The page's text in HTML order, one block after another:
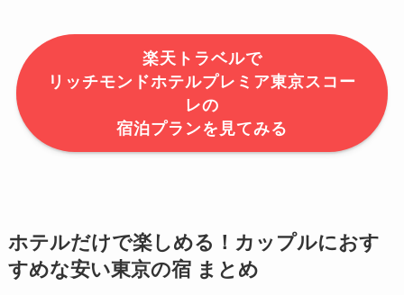
楽天トラベルで
リッチモンドホテルプレミア東京スコー
レの
宿泊プランを見てみる
ホテルだけで楽しめる！カップルにおす
すめな安い東京の宿 まとめ